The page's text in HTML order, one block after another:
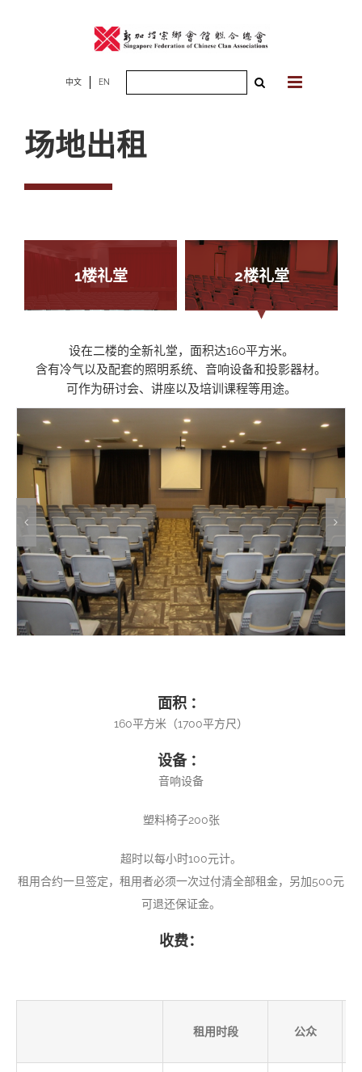
中文 EN
场地出租
1楼礼堂 2楼礼堂
设在二楼的全新礼堂，面积达160平方米。
含有冷气以及配套的照明系统、音响设备和投影器材。
可作为研讨会、讲座以及培训课程等用途。
面积 ：
160平方米（1700平方尺）
设备 ：
音响设备
塑料椅子200张
超时以每小时100元计。
租用合约一旦签定，租用者必须一次过付清全部租金，另加500元
可退还保证金。
收费：
租用时段 公众